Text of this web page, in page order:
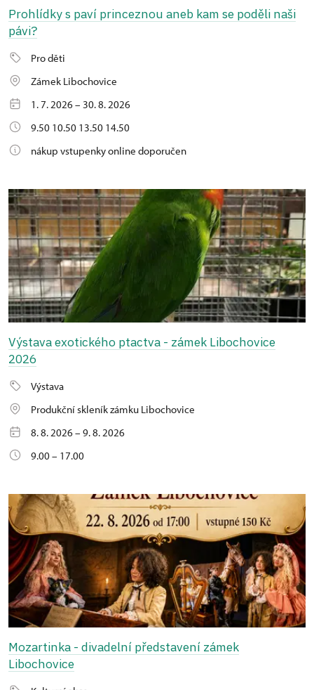
Prohlídky s paví princeznou aneb kam se poděli naši
pávi?
Pro děti
Zámek Libochovice
1. 7. 2026 – 30. 8. 2026
9.50 10.50 13.50 14.50
nákup vstupenky online doporučen
Výstava exotického ptactva - zámek Libochovice
2026
Výstava
Produkční skleník zámku Libochovice
8. 8. 2026 – 9. 8. 2026
9.00 – 17.00
Mozartinka - divadelní představení zámek
Libochovice